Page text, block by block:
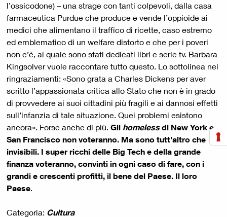
l’ossicodone) – una strage con tanti colpevoli, dalla casa
farmaceutica Purdue che produce e vende l’oppioide ai
medici che alimentano il traffico di ricette, caso estremo
ed emblematico di un welfare distorto e che per i poveri
non c’è, al quale sono stati dedicati libri e serie tv. Barbara
Kingsolver vuole raccontare tutto questo. Lo sottolinea nei
ringraziamenti: «Sono grata a Charles Dickens per aver
scritto l’appassionata critica allo Stato che non è in grado
di provvedere ai suoi cittadini più fragili e ai dannosi effetti
sull’infanzia di tale situazione. Quei problemi esistono
ancora». Forse anche di più. Gli homelessdi New York e
San Francisco non voteranno. Ma sono tutt’altro che
invisibili. I super ricchi delle Big Tech e della grande
finanza voteranno, convinti in ogni caso di fare, con i
grandi e crescenti profitti, il bene del Paese. Il loro
Paese.
Categoria: Cultura